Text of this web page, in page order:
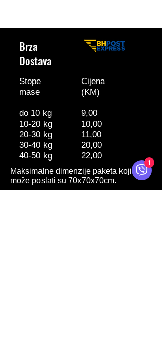
Brza
Dostava
Stope
mase
do 10 kg
10-20 kg
20-30 kg
30-40 kg
40-50 kg
Cijena
(KM)
9,00
10,00
11,00
20,00
22,00
Maksimalne dimenzije paketa koji se
može poslati su 70x70x70cm.
1